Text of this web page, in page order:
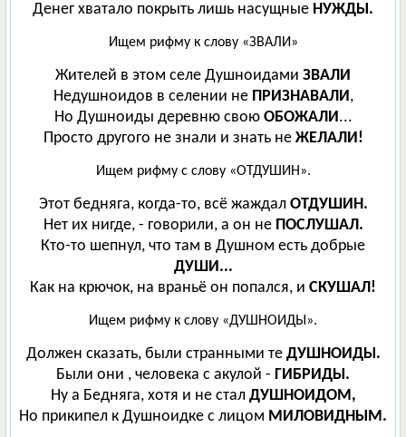
Денег хватало покрыть лишь насущные НУЖДЫ.
Ищем рифму к слову «ЗВАЛИ»
Жителей в этом селе Душноидами ЗВАЛИ
Недушноидов в селении не ПРИЗНАВАЛИ,
Но Душноиды деревню свою ОБОЖАЛИ...
Просто другого не знали и знать не ЖЕЛАЛИ!
Ищем рифму с слову «ОТДУШИН».
Этот бедняга, когда-то, всё жаждалОТДУШИН.
Нет их нигде, - говорили, а он не ПОСЛУШАЛ.
Кто-то шепнул, что там в Душном есть добрые
ДУШИ...
Как на крючок, на враньё он попался, и СКУШАЛ!
Ищем рифму к слову «ДУШНОИДЫ».
Должен сказать, были странными те ДУШНОИДЫ.
Были они , человека с акулой - ГИБРИДЫ.
Ну а Бедняга, хотя и не стал ДУШНОИДОМ,
Но прикипел к Душноидке с лицом МИЛОВИДНЫМ.